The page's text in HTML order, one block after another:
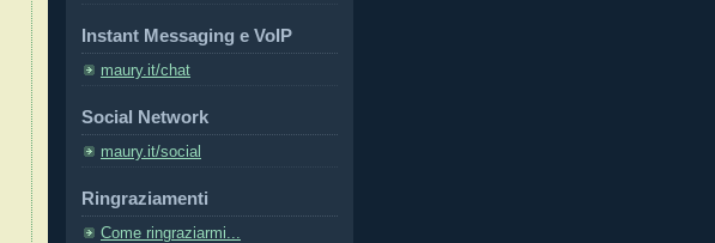
Instant Messaging e VoIP
maury.it/chat
Social Network
maury.it/social
Ringraziamenti
Come ringraziarmi...